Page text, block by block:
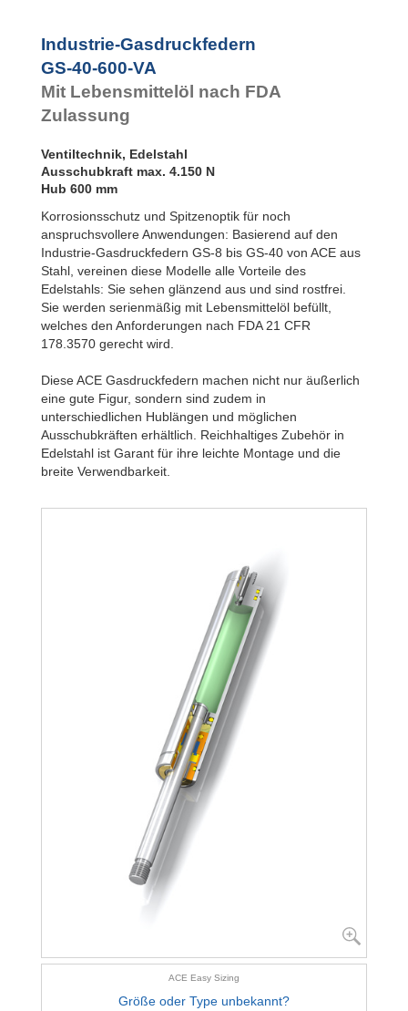
GS-28-VA
Industrie-Gasdruckfedern
GS-40-600-VA
Mit Lebensmittelöl nach FDA
Zulassung
Ventiltechnik, Edelstahl
Ausschubkraft max. 4.150 N
Hub 600 mm
Korrosionsschutz und Spitzenoptik für noch
anspruchsvollere Anwendungen: Basierend auf den
Industrie-Gasdruckfedern GS-8 bis GS-40 von ACE aus
Stahl, vereinen diese Modelle alle Vorteile des
Edelstahls: Sie sehen glänzend aus und sind rostfrei.
Sie werden serienmäßig mit Lebensmittelöl befüllt,
welches den Anforderungen nach FDA 21 CFR
178.3570 gerecht wird.
Diese ACE Gasdruckfedern machen nicht nur äußerlich
eine gute Figur, sondern sind zudem in
unterschiedlichen Hublängen und möglichen
Ausschubkräften erhältlich. Reichhaltiges Zubehör in
Edelstahl ist Garant für ihre leichte Montage und die
breite Verwendbarkeit.
ACE Easy Sizing
Größe oder Type unbekannt?